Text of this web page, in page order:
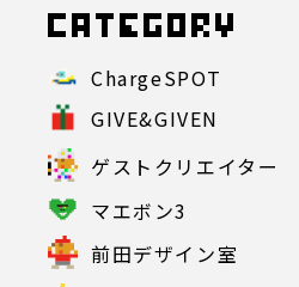
ChargeSPOT
GIVE&GIVEN
ゲストクリエイター
マエボン3
前田デザイン室